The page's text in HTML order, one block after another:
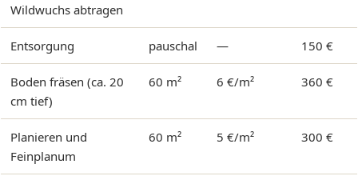
Wildwuchs abtragen
Entsorgung pauschal — 150 €
Boden fräsen (ca. 20
cm tief)
60 m² 6 €/m² 360 €
Planieren und
Feinplanum
60 m² 5 €/m² 300 €